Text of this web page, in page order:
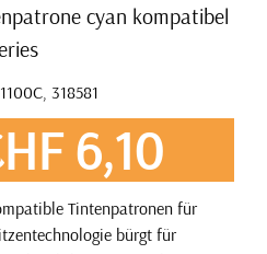
cyan kompatibel
318581
6,10
Tintenpatronen für
bürgt für